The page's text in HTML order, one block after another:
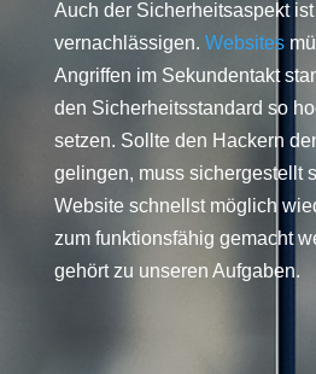
Auch der Sicherheitsaspekt
vernachlässigen. Websites
Angriffen im Sekundentakt
den Sicherheitsstandard so
setzen. Sollte den Hackern
gelingen, muss sichergestellt
Website schnellst möglich
zum funktionsfähig gemacht
gehört zu unseren Aufgaben.